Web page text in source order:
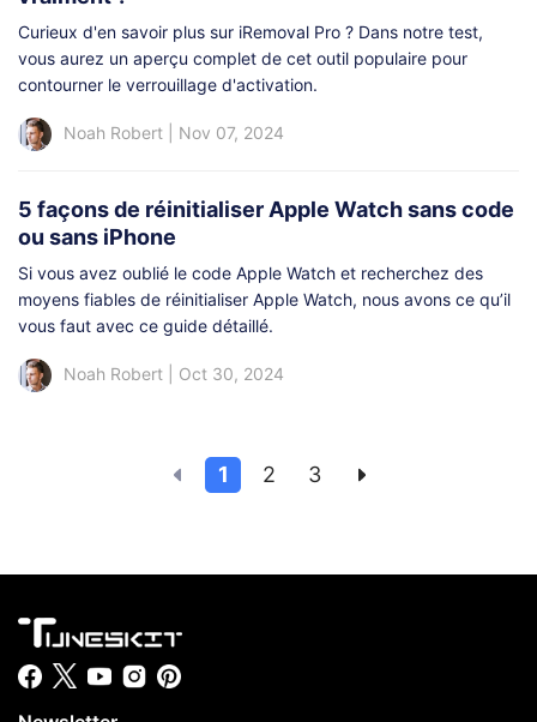
Curieux d'en savoir plus sur iRemoval Pro ? Dans notre test,
vous aurez un aperçu complet de cet outil populaire pour
contourner le verrouillage d'activation.
Noah Robert Nov 07, 2024
5 façons de réinitialiser Apple Watch sans code
ou sans iPhone
Si vous avez oublié le code Apple Watch et recherchez des
moyens fiables de réinitialiser Apple Watch, nous avons ce qu’il
vous faut avec ce guide détaillé.
Noah Robert Oct 30, 2024
1 2 3